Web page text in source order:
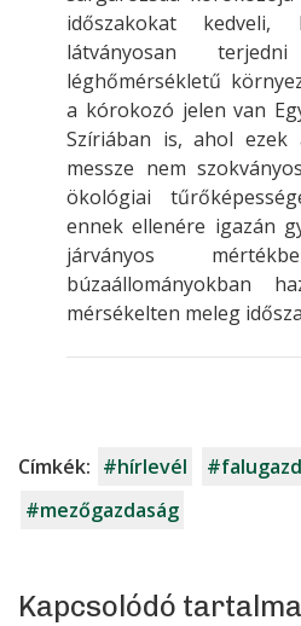
időszakokat
látványosan
léghőmérsékletű
a kórokozó jelen van
Szíriában is, ahol ezek
messze nem
ökológiai
ennek ellenére igazán
járványos
búzaállományokban
mérsékelten meleg
Címkék: #hírlevél
#mezőgazdaság
Kapcsolódó